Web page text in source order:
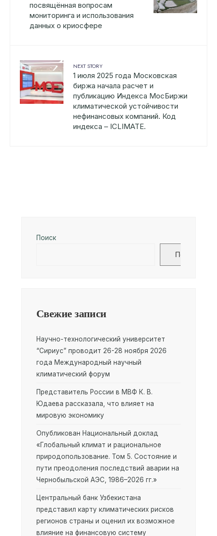
посвящённая вопросам
мониторинга и использования
данных о криосфере
NEXT STORY
1 июля 2025 года Московская
биржа начала расчет и
публикацию Индекса МосБиржи
климатической устойчивости
нефинансовых компаний. Код
индекса – ICLIMATE.
Поиск
Поиск
Свежие записи
Научно-технологический университет
“Сириус” проводит 26-28 ноября 2026
года Международный научный
климатический форум
Представитель России в МВФ К. В.
Юдаева рассказала, что влияет на
мировую экономику
Опубликован Национальный доклад
«Глобальный климат и рациональное
природопользование. Том 5. Состояние и
пути преодоления последствий аварии на
Чернобыльской АЭС, 1986–2026 гг.»
Центральный банк Узбекистана
представил карту климатических рисков
регионов страны и оценил их возможное
влияние на финансовую систему